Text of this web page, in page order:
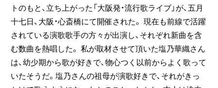
トのもと、立ち上がった「大阪発・流行歌ライブ」が、五月
十七日、大阪・心斎橋にて開催された。 現在も前線で活躍
されている演歌歌手の方々が出演し、それぞれ新曲を含
む数曲を熱唱した。 私が取材させて頂いた塩乃華織さん
は、幼少期から歌が好きで、物心つく以前からよく歌って
いたそうだ。塩乃さんの祖母が演歌好きで、それがきっ